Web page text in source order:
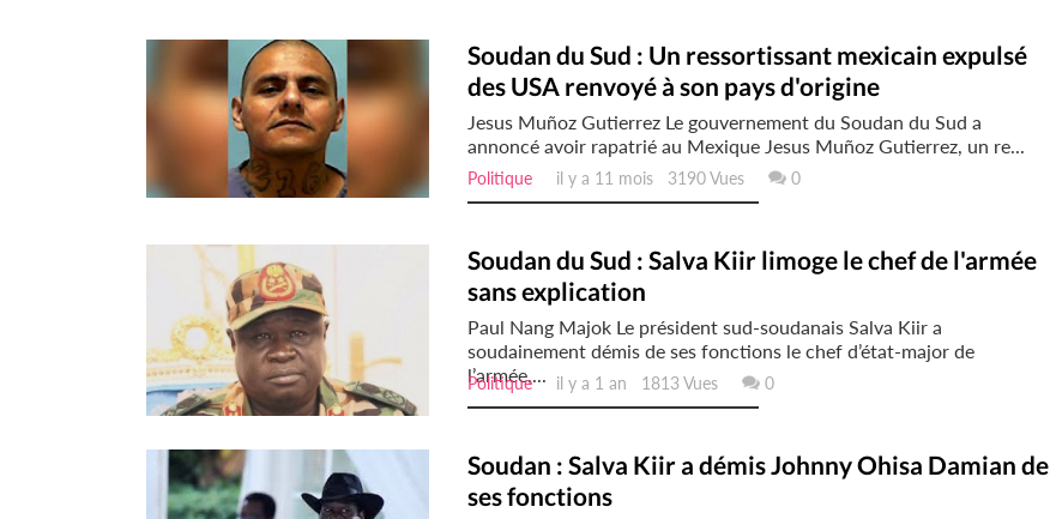
Soudan du Sud : Un ressortissant mexicain expulsé
des USA renvoyé à son pays d'origine
Jesus Muñoz Gutierrez Le gouvernement du Soudan du Sud a
annoncé avoir rapatrié au Mexique Jesus Muñoz Gutierrez, un re...
Politique il y a 11 mois 3190 Vues 0
Soudan du Sud : Salva Kiir limoge le chef de l'armée
sans explication
Paul Nang Majok Le président sud-soudanais Salva Kiir a
soudainement démis de ses fonctions le chef d’état-major de
l’armée,...
Politiqueil y a 1 an 1813 Vues 0
Soudan : Salva Kiir a démis Johnny Ohisa Damian de
ses fonctions